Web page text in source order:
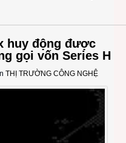
huy động được
gọi vốn Series H
THỊ TRƯỜNG CÔNG NGHỆ